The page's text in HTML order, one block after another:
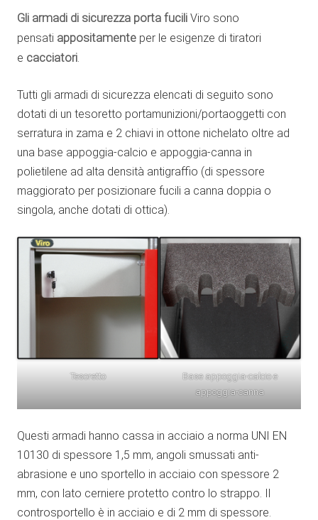
Gli armadi di sicurezza porta fucili Viro sono
pensati appositamente per le esigenze di tiratori
e cacciatori.
Tutti gli armadi di sicurezza elencati di seguito sono
dotati di un tesoretto portamunizioni/portaoggetti con
serratura in zama e 2 chiavi in ottone nichelato oltre ad
una base appoggia-calcio e appoggia-canna in
polietilene ad alta densità antigraffio (di spessore
maggiorato per posizionare fucili a canna doppia o
singola, anche dotati di ottica).
Tesoretto
Base appoggia-calcio e
appoggia-canna
Questi armadi hanno cassa in acciaio a norma UNI EN
10130 di spessore 1,5 mm, angoli smussati anti-
abrasione e uno sportello in acciaio con spessore 2
mm, con lato cerniere protetto contro lo strappo. Il
controsportello è in acciaio e di 2 mm di spessore.